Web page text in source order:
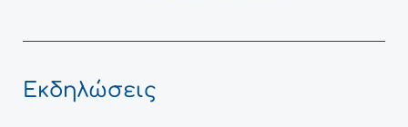
Εκδηλώσεις